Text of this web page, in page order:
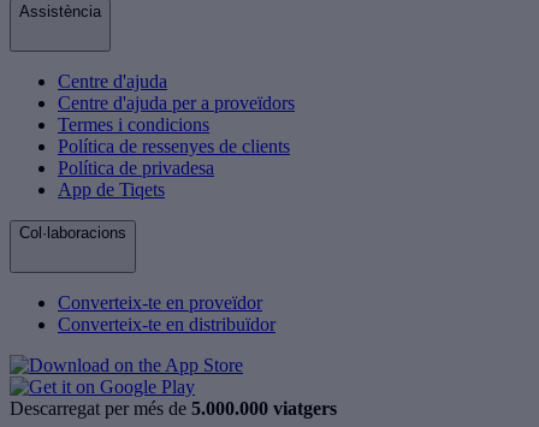
Assistència
Centre d'ajuda
Centre d'ajuda per a proveïdors
Termes i condicions
Política de ressenyes de clients
Política de privadesa
App de Tiqets
Col·laboracions
Converteix-te en proveïdor
Converteix-te en distribuïdor
Descarregat per més de 5.000.000 viatgers